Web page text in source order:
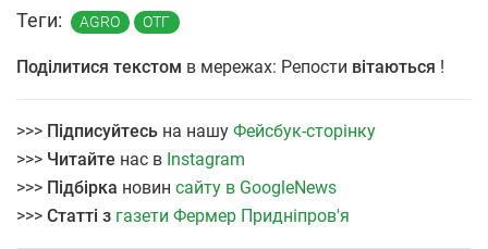
Теги: AGRO ОТГ
Поділитися текстом в мережах: Репости вітаються !
>>> Підписуйтесь на нашу Фейсбук-сторінку
>>> Читайте нас в Instagram
>>> Підбірка новин сайту в GoogleNews
>>> Статті з газети Фермер Придніпров'я